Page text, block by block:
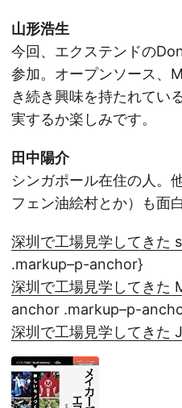
山形浩生
今回、エクステンドの
参加。オープンソース、
き続き興味を持たれてい
実するか楽しみです。
田中陽介
シンガポール在住の人。
フェン油絵村とか）も面
深圳で工場見学してきた
.markup–p-anchor}
深圳で工場見学してきた
anchor .markup–p-
深圳で工場見学してきた